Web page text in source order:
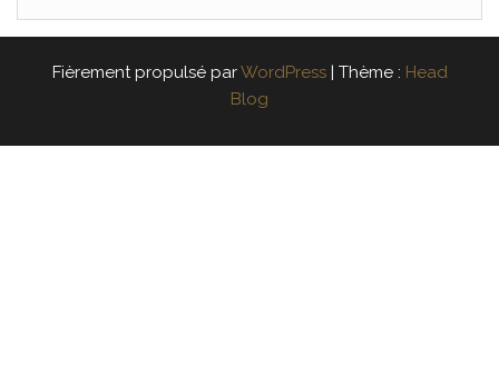
Fièrement propulsé parWordPress | Thème : Head
Blog